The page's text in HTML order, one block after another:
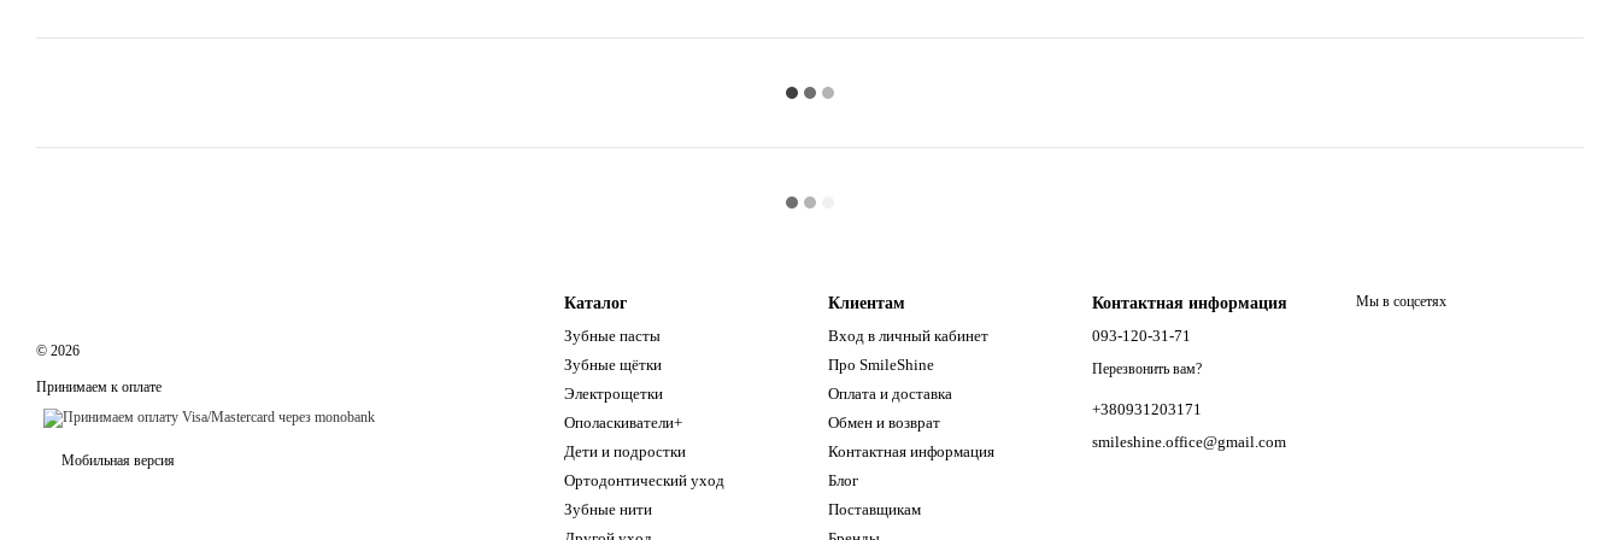
© 2026
Принимаем к оплате
Мобильная версия
Каталог
Зубные пасты
Зубные щётки
Электрощетки
Ополаскиватели+
Дети и подростки
Ортодонтический уход
Зубные нити
Клиентам
Вход в личный кабинет
Про SmileShine
Оплата и доставка
Обмен и возврат
Контактная информация
Блог
Поставщикам
Контактная информация
093-120-31-71
Перезвонить вам?
+380931203171
smileshine.office@gmail.com
Мы в соцсетях